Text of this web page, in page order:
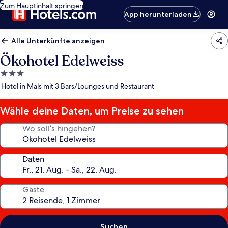
Zum Hauptinhalt springen
App herunterladen
Alle Unterkünfte anzeigen
Ökohotel Edelweiss
3.0-
Sterne-
Hotel in Mals mit 3 Bars/Lounges und Restaurant
Wähle deine Daten, um Preise zu sehen
Wo soll’s hingehen?
Daten
Gäste